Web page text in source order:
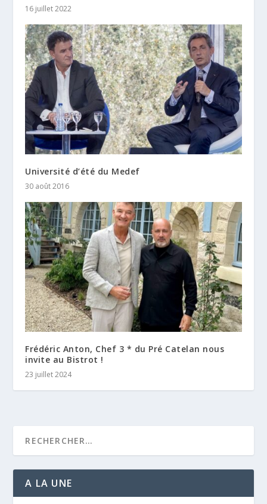
16 juillet 2022
Université d’été du Medef
30 août 2016
Frédéric Anton, Chef 3 * du Pré Catelan nous
invite au Bistrot !
23 juillet 2024
A LA UNE